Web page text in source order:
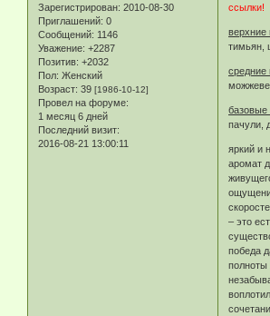
Зарегистрирован: 2010-08-30
Приглашений: 0
Сообщений: 1146
Уважение: +2287
Позитив: +2032
Пол: Женский
Возраст: 39 [1986-10-12]
Провел на форуме:
1 месяц 6 дней
Последний визит:
2016-08-21 13:00:11
ссылки!
верхние
тимьян,
средние
базовые
пачули,
яркий и
аромат
– это
победа
полноты